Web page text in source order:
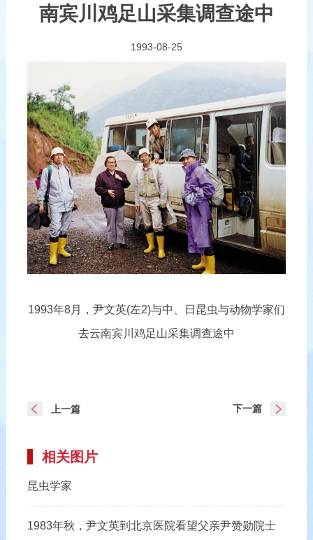
南宾川鸡足山采集调查途中
1993-08-25
1993年8月，尹文英(左2)与中、日昆虫与动物学家们
去云南宾川鸡足山采集调查途中
上一篇 下一篇
相关图片
昆虫学家
1983年秋，尹文英到北京医院看望父亲尹赞勋院士